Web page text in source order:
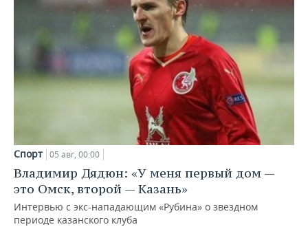
Спорт 05 авг, 00:00
Владимир Дядюн: «У меня первый дом —
это Омск, второй — Казань»
Интервью с экс-нападающим «Рубина» о звездном
периоде казанского клуба